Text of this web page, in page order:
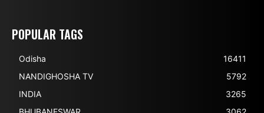
POPULAR TAGS
Odisha
16411
NANDIGHOSHA TV
5792
INDIA
3265